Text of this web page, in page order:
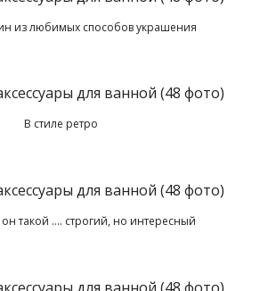
из любимых способов украшения
В стиле ретро
такой …. строгий, но интересный